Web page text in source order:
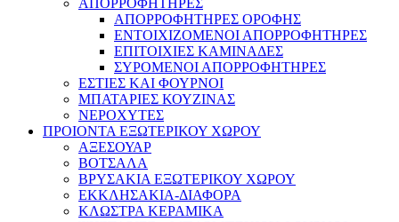
ΑΠΟΡΡΟΦΗΤΗΡΕΣ
ΑΠΟΡΡΟΦΗΤΗΡΕΣ ΟΡΟΦΗΣ
ΕΝΤΟΙΧΙΖΟΜΕΝΟΙ ΑΠΟΡΡΟΦΗΤΗΡΕΣ
ΕΠΙΤΟΙΧΙΕΣ ΚΑΜΙΝΑΔΕΣ
ΣΥΡΟΜΕΝΟΙ ΑΠΟΡΡΟΦΗΤΗΡΕΣ
ΕΣΤΙΕΣ ΚΑΙ ΦΟΥΡΝΟΙ
ΜΠΑΤΑΡΙΕΣ ΚΟΥΖΙΝΑΣ
ΝΕΡΟΧΥΤΕΣ
ΠΡΟΙΟΝΤΑ ΕΞΩΤΕΡΙΚΟΥ ΧΩΡΟΥ
ΑΞΕΣΟΥΑΡ
ΒΟΤΣΑΛΑ
ΒΡΥΣΑΚΙΑ ΕΞΩΤΕΡΙΚΟΥ ΧΩΡΟΥ
ΕΚΚΛΗΣΑΚΙΑ-ΔΙΑΦΟΡΑ
ΚΛΩΣΤΡΑ ΚΕΡΑΜΙΚΑ